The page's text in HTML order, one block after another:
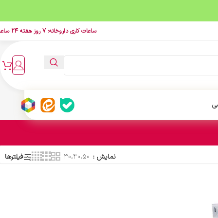
ساعات کاری داروخانه: 7 روز هفته 24 ساعت
نمایش 30،40،50 فیلترها